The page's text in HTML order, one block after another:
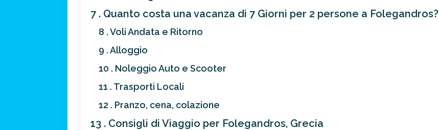
7 . Quanto costa una vacanza di 7 Giorni per 2 persone a Folegandros?
8 . Voli Andata e Ritorno
9 . Alloggio
10 . Noleggio Auto e Scooter
11 . Trasporti Locali
12 . Pranzo, cena, colazione
13 . Consigli di Viaggio per Folegandros, Grecia